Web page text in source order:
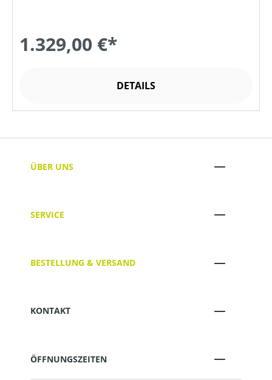
1.329,00 €*
DETAILS
ÜBER UNS
SERVICE
BESTELLUNG & VERSAND
KONTAKT
ÖFFNUNGSZEITEN